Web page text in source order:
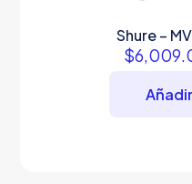
Shure –
$